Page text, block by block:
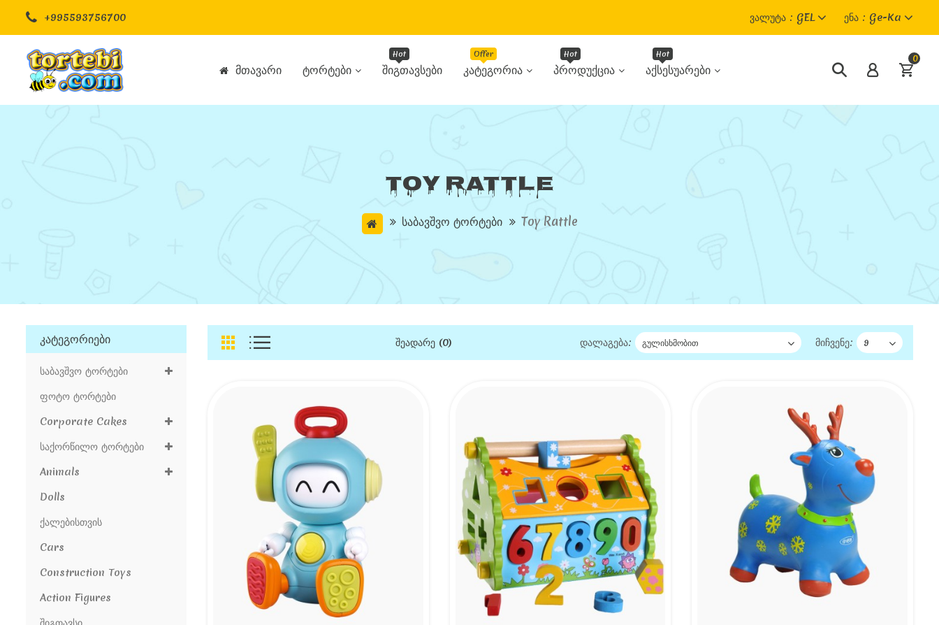
+995593756700 Ვალუტა GEL Ენა Ge-Ka
Მთავარი Ტორტები Შიგთავსები Კატეგორია Პროდუქცია Აქსესუარები
0
Toy Rattle
Საბავშვო Ტორტები Toy Rattle
Კატეგორიები
Საბავშვო Ტორტები
Ფოტო Ტორტები
Corporate Cakes
Საქორწილო Ტორტები
Animals
Dolls
Ქალებისთვის
Cars
Construction Toys
Action Figures
Შეადარე (0) დალაგება: მიჩვენე: